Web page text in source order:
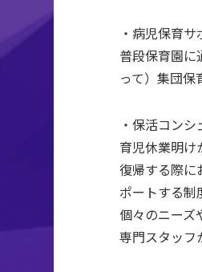
・病児保育
普段保育園に
って）集団
・保活コン
育児休業明け
復帰する際に
ポートする制
個々のニーズ
専門スタッフ